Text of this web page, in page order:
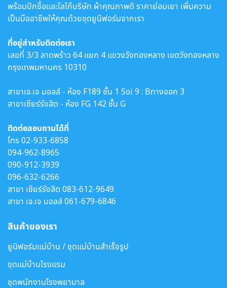
พร้อมปักชื่อและโลโก้บริษัท ผ้าคุณภาพดี ราคาย่อมเยา เพิ่มความ
เป็นมืออาชีพให้คุณด้วยชุดยูนิฟอร์มจากเรา
ที่อยู่สำหรับติดต่อเรา
เลขที่ 3/3 ลาดพร้าว 64 แยก 4 แขวงวังทองหลาง เขตวังทองหลาง
กรุงเทพมหานคร 10310
สาขาเจ.เจ มอลล์ - ห้อง F189 ชั้น 1 Soi 9 : Bทางออก 3
สาขาเซียร์รังสิต - ห้อง FG 142 ชั้น G
ติดต่อสอบถามได้ที่
โทร02-933-6858
094-962-8965
090-912-3939
096-632-6266
สาขา เซียร์รังสิต 083-612-9649
สาขา เจ.เจ มอลล์061-679-6846
สินค้าของเรา
ยูนิฟอร์มแม่บ้าน / ชุดแม่บ้านสำเร็จรูป
ชุดแม่บ้านโรงแรม
ชุดพนักงานโรงพยาบาล